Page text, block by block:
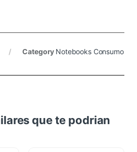
Category Notebooks Consumo
que te podrian